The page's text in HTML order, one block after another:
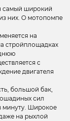
самый широкий
них. О мотопомпе
на
стройплощадках
с
двигателя
большой бак,
сил
минуту. Широкое
на рыхлой